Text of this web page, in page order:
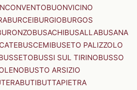
BUONVICINO
BURCEIBURGIOBURGOS
BUSACHIBUSALLABUSANA
BUSCEMIBUSETO PALIZZOLO
BUSSI SUL TIRINOBUSSO
BUSTO ARSIZIO
BUTIBUTTAPIETRA